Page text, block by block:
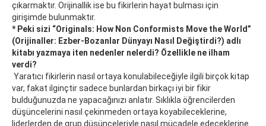
çıkarmaktır. Orijinallik ise bu fikirlerin hayat bulması için
girişimde bulunmaktır.
* Peki sizi “Originals: How Non Conformists Move the World”
(Orijinaller: Ezber-Bozanlar Dünyayı Nasıl Değiştirdi?) adlı
kitabı yazmaya iten nedenler nelerdi? Özellikle ne ilham
verdi?
Yaratıcı fikirlerin nasıl ortaya konulabileceğiyle ilgili birçok kitap
var, fakat ilginçtir sadece bunlardan birkaçı iyi bir fikir
bulduğunuzda ne yapacağınızı anlatır. Sıklıkla öğrencilerden
düşüncelerini nasıl çekinmeden ortaya koyabileceklerine,
liderlerden de grup düşünceleriyle nasıl mücadele edeceklerine